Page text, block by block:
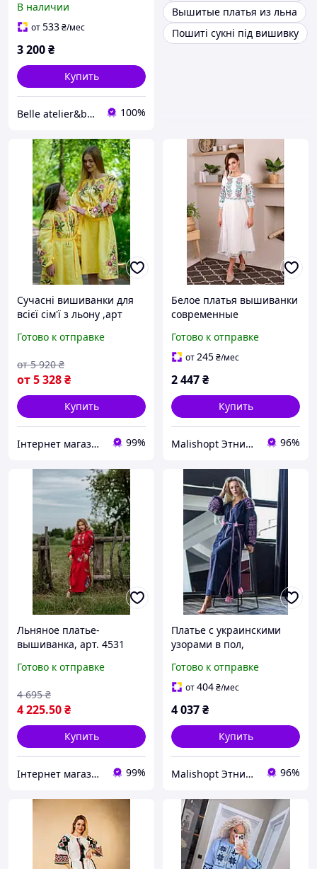
украинская. Вышитое
платье. Черно-белая
Современная вышиванка
В наличии
от533₴/мес
3 200₴
Купить
Belle atelier&boutique 100%
Вышитые платья из льна
Пошиті сукні під вишивку
Сучасні вишиванки для
всієї сім'ї з льону ,арт
Готово к отправке
от5 328₴
от 5 920 ₴
Купить
Інтернет магазин "Вишиванка.Nет" 99%
Белое платья вышиванки
современные
Готово к отправке
от245₴/мес
2 447₴
Купить
Malishopt Этническая одежда и головные уборы, все для крещения 96%
Льняное платье-
вышиванка, арт. 4531
Готово к отправке
4 225.50₴
4 695 ₴
Купить
Інтернет магазин "Вишиванка.Nет" 99%
Платье с украинскими
узорами в пол,
национальные Платья
вышиванки современные
Готово к отправке
от404₴/мес
4 037₴
Купить
Malishopt Этническая одежда и головные уборы, все для крещения 96%